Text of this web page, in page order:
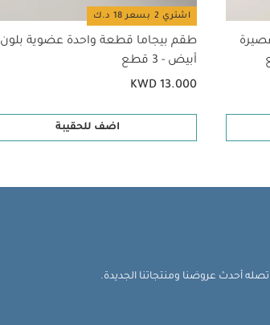
اشتري 2 بسعر 18 د.ك
طقم بيجاما قطعة واحدة عضوية بلون
أبيض - 3 قطع
KWD 13.000
اضف للحقيبة
أحدث عروضنا ومنتجاتنا الجديدة.